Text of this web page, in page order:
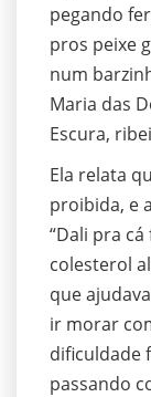
pegando
pros peixe
num
Maria das
Escura,
Ela relata
proibida, e
“Dali pra
colesterol
que
ir morar
dificuldade
passando